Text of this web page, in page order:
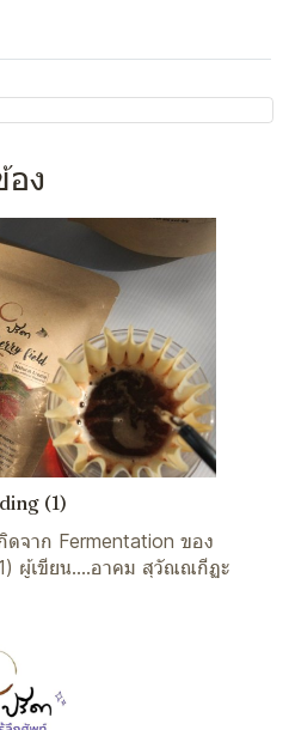
ง
(1)
ดจาก Fermentation ของ
ผู้เขียน....อาคม สุวัณณกีฏะ